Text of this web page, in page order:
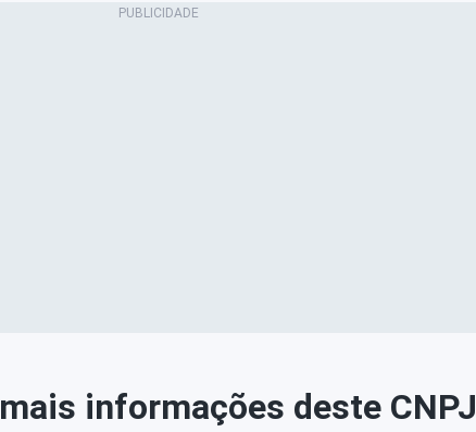
mais informações deste CNPJ